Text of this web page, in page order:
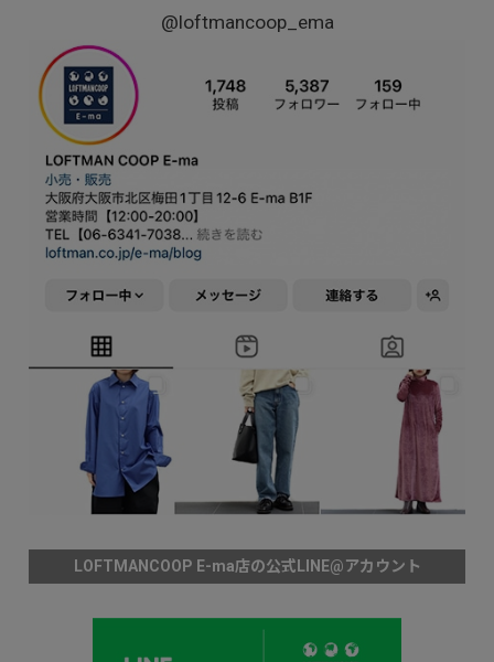
@loftmancoop_ema
LOFTMANCOOP E-ma店の公式LINE@アカウント